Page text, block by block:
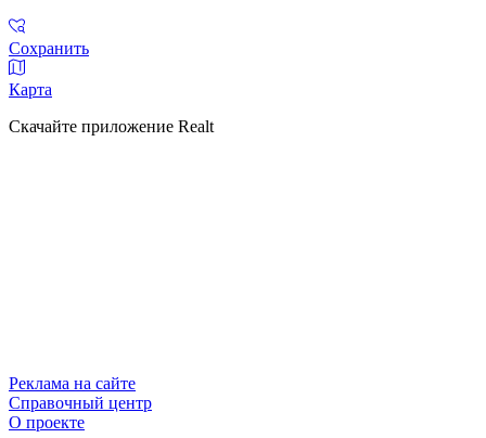
Сохранить
Карта
Скачайте приложение Realt
Реклама на сайте
Справочный центр
О проекте